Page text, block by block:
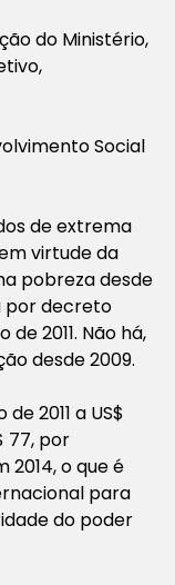
do Ministério,
Social
de extrema
virtude da
pobreza desde
por decreto
2011. Não há,
desde 2009.
2011 a US$
77, por
2014, o que é
para
do poder